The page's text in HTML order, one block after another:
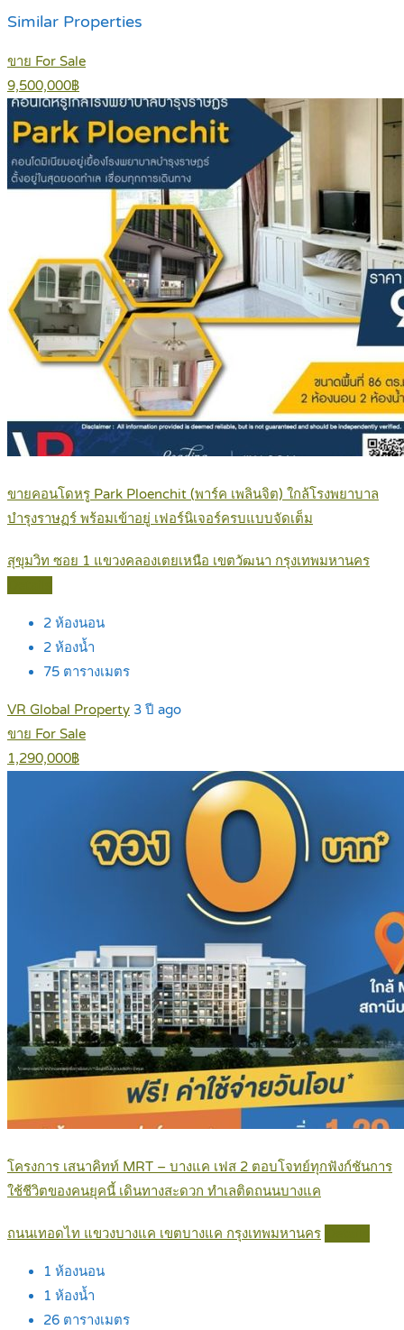
Similar Properties
ขาย For Sale
9,500,000฿
ขายคอนโดหรู Park Ploenchit (พาร์ค เพลินจิต) ใกล้โรงพยาบาล
บำรุงราษฏร์ พร้อมเข้าอยู่ เฟอร์นิเจอร์ครบแบบจัดเต็ม
สุขุมวิท ซอย 1 แขวงคลองเตยเหนือ เขตวัฒนา กรุงเทพมหานคร
2 ห้องนอน
2 ห้องน้ำ
75 ตารางเมตร
VR Global Property 3 ปี ago
ขาย For Sale
1,290,000฿
โครงการ เสนาคิทท์ MRT – บางแค เฟส 2 ตอบโจทย์ทุกฟังก์ชันการ
ใช้ชีวิตของคนยุคนี้ เดินทางสะดวก ทำเลติดถนนบางแค
ถนนเทอดไท แขวงบางแค เขตบางแค กรุงเทพมหานคร
1 ห้องนอน
1 ห้องน้ำ
26 ตารางเมตร